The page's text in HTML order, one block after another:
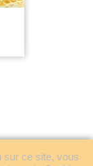
sur ce site, vous